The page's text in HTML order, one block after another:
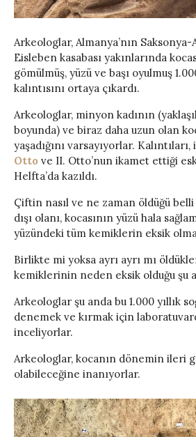
Arkeologlar, Almanya’nın
Eisleben kasabası yakınlarında
gömülmüş, yüzü ve başı oyulmuş
kalıntısını ortaya çıkardı.
Arkeologlar, minyon kadının
boyunda) ve biraz daha uzun olan
yaşadığını varsayıyorlar.
Otto ve II. Otto’nun ikamet ettiği
Helfta’da kazıldı.
Çiftin nasıl ve ne zaman öldüğü
dışı olanı, kocasının yüzü hala
yüzündeki tüm kemiklerin eksik
Birlikte mi yoksa ayrı ayrı mı
kemiklerinin neden eksik olduğu şu
Arkeologlar şu anda bu 1.000 yıllık
denemek ve kırmak için
inceliyorlar.
Arkeologlar, kocanın dönemin ileri
olabileceğine inanıyorlar.